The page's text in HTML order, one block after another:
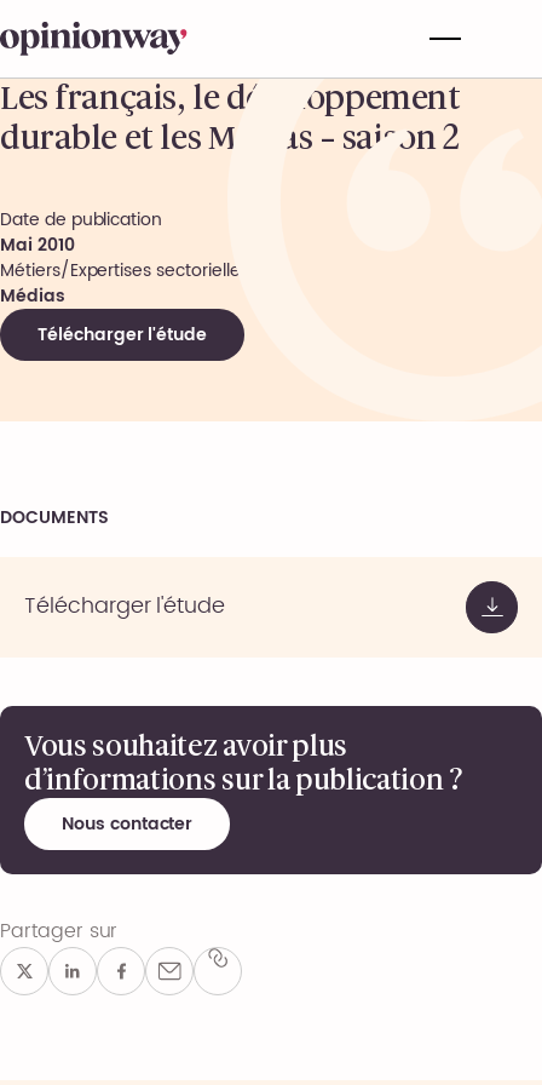
Les français, le développement
durable et les Médias – saison 2
Date de publication
Mai 2010
Métiers/Expertises sectorielles
Médias
Télécharger l'étude
DOCUMENTS
Télécharger l'étude
Vous souhaitez avoir plus
d’informations sur la publication ?
Nous contacter
Partager sur